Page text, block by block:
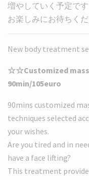
増やしていく予定です
お楽しみにお待ちくだ
New body treatment
☆☆Customized
90min/105euro
90mins customized
techniques selected
your wishes.
Are you tired and in
have a face lifting?
This treatment